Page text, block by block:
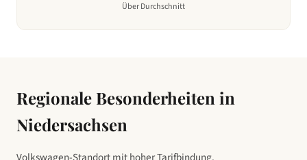
ÜberDurchschnitt
Regionale Besonderheiten in
Niedersachsen